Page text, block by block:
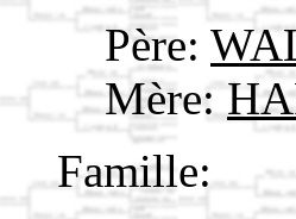
Père:
Mère:
Famille: